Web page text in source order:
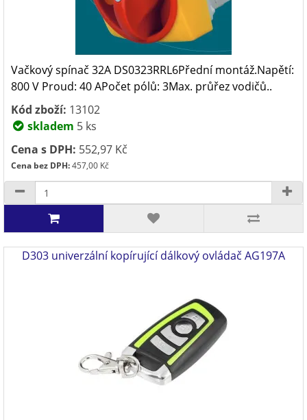
Vačkový spínač 32A DS0323RRL6Přední montáž.Napětí:
800 V Proud: 40 APočet pólů: 3Max. průřez vodičů..
Kód zboží: 13102
skladem 5 ks
Cena s DPH: 552,97 Kč
Cena bez DPH:457,00 Kč
D303 univerzální kopírující dálkový ovládač AG197A